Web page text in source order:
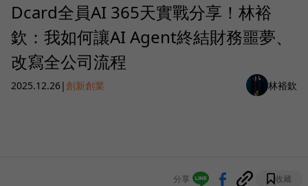
Dcard全員AI 365天實戰分享！林裕
欽：我如何讓AI Agent終結財務噩夢、
改寫全公司流程
2025.12.26|創新創業 林裕欽
分享 收藏